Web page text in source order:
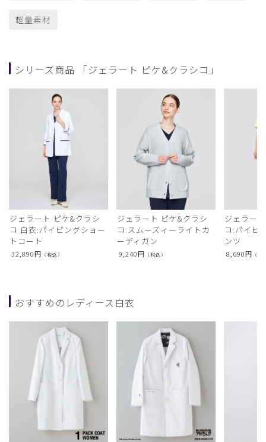
軽量素材
シリーズ商品 「ジェラート ピケ&クラシコ」
ジェラート ピケ&クラシ
コ 白衣:パイピングショー
トコート
32,890円 （税込）
ジェラート ピケ&クラシ
コ:スムーズィーライトカ
ーディガン
9,240円 （税込）
ジェラー
コ:パイピ
ンツ
8,690円 （税
おすすめのレディース白衣